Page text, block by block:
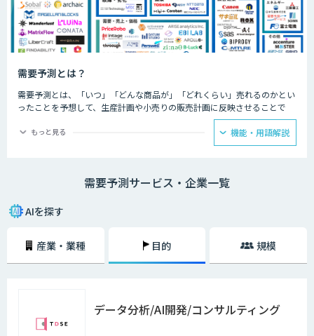
需要予測とは？
需要予測とは、「いつ」「どんな商品が」「どれくらい」売れるのかとい
ったことを予想して、生産計画や小売りの販売計画に反映させることで
長年、製造業の生産管理や小売業の発注業務に携わってきた人であれば、
過去の経験が覆されることもあります。また、昨今は消費者ニーズが多様
なっています。もともとマージンが薄いため、過剰在庫を抱えると即利益
率に響いてしまうのです。特に食品・飲料分野は、消費期限が短い上にイ
ランでも難しいこの需要予測を、AIによる機械学習を活用して行うという
もっと見る 機能・用語解説
需要予測サービス・企業一覧
AIを探す
産業・業種 目的 規模
データ分析/AI開発/コンサルティング